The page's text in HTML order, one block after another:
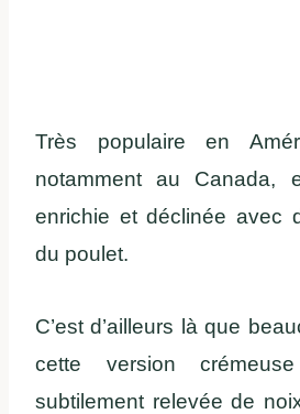
Très populaire en
notamment au Canada,
enrichie et déclinée avec
du poulet.
C’est d’ailleurs là que
cette version
subtilement relevée de